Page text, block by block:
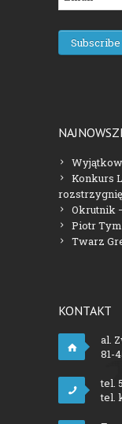
Konkurs
Okrutnik
Piotr
Twarz
KONTAKT
al.
81-
tel.
tel.